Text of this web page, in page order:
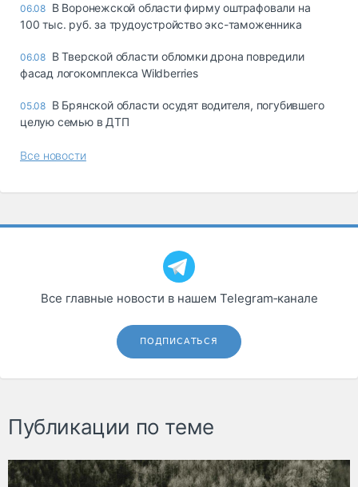
06.08 В Воронежской области фирму оштрафовали на
100 тыс. руб. за трудоустройство экс-таможенника
06.08 В Тверской области обломки дрона повредили
фасад логокомплекса Wildberries
05.08 В Брянской области осудят водителя, погубившего
целую семью в ДТП
Все новости
Все главные новости в нашем Telegram‑канале
ПОДПИСАТЬСЯ
Публикации по теме